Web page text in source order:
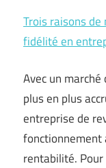
Trois raisons
fidélité en
Avec un
plus en plus
entreprise de
fonctionnement
rentabilité.